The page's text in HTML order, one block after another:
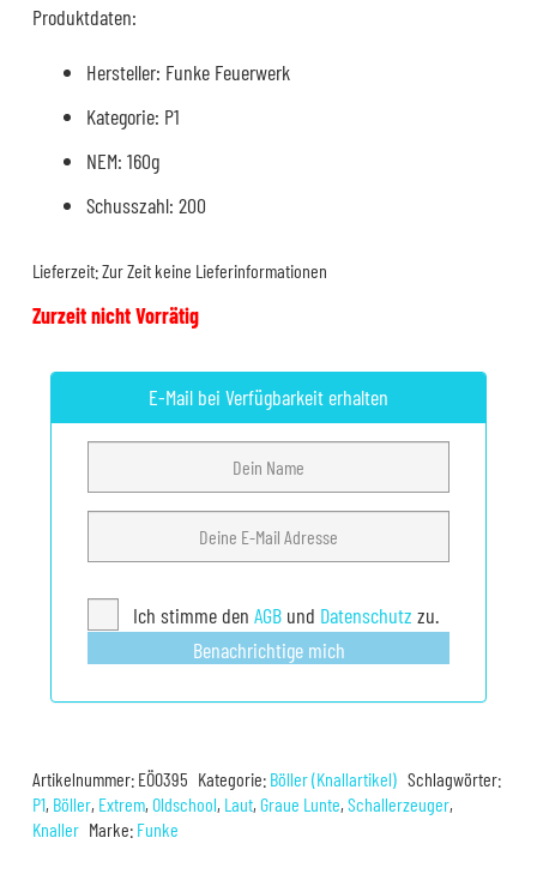
49,99 €
Produktdaten:
Hersteller: Funke Feuerwerk
Kategorie: P1
NEM: 160g
Schusszahl: 200
Lieferzeit:Zur Zeit keine Lieferinformationen
Zurzeit nicht Vorrätig
E-Mail bei Verfügbarkeit erhalten
Ich stimme denAGB und Datenschutz zu.
Benachrichtige mich
Artikelnummer: EÖ0395 Kategorie: Böller (Knallartikel) Schlagwörter:
P1, Böller, Extrem, Oldschool, Laut, Graue Lunte, Schallerzeuger,
Knaller Marke: Funke